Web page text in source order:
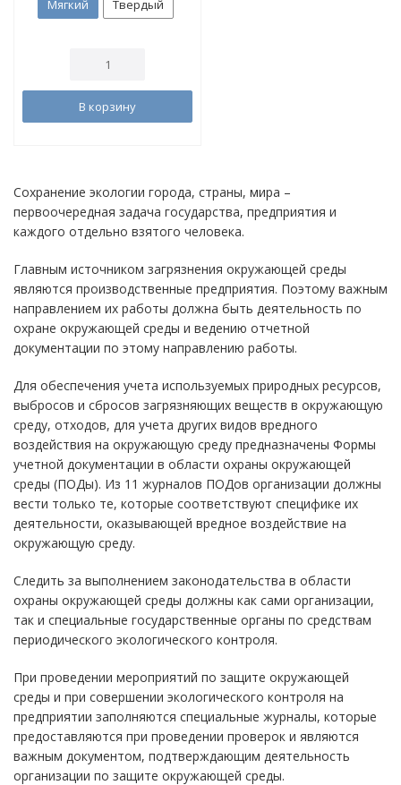
Мягкий Твердый
В корзину
Сохранение экологии города, страны, мира –
первоочередная задача государства, предприятия и
каждого отдельно взятого человека.
Главным источником загрязнения окружающей среды
являются производственные предприятия. Поэтому важным
направлением их работы должна быть деятельность по
охране окружающей среды и ведению отчетной
документации по этому направлению работы.
Для обеспечения учета используемых природных ресурсов,
выбросов и сбросов загрязняющих веществ в окружающую
среду, отходов, для учета других видов вредного
воздействия на окружающую среду предназначены Формы
учетной документации в области охраны окружающей
среды (ПОДы). Из 11 журналов ПОДов организации должны
вести только те, которые соответствуют специфике их
деятельности, оказывающей вредное воздействие на
окружающую среду.
Следить за выполнением законодательства в области
охраны окружающей среды должны как сами организации,
так и специальные государственные органы по средствам
периодического экологического контроля.
При проведении мероприятий по защите окружающей
среды и при совершении экологического контроля на
предприятии заполняются специальные журналы, которые
предоставляются при проведении проверок и являются
важным документом, подтверждающим деятельность
организации по защите окружающей среды.